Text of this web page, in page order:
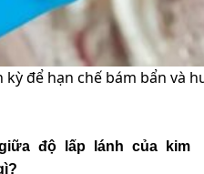
để hạn chế bám bẩn và
độ lấp lánh của kim